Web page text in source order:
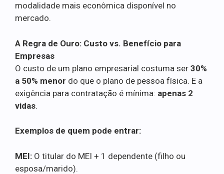
modalidade mais econômica disponível no
mercado.
A Regra de Ouro: Custo vs. Benefício para
Empresas
O custo de um plano empresarial costuma ser 30%
a 50% menor do que o plano de pessoa física. E a
exigência para contratação é mínima: apenas 2
vidas.
Exemplos de quem pode entrar:
MEI: O titular do MEI + 1 dependente (filho ou
esposa/marido).